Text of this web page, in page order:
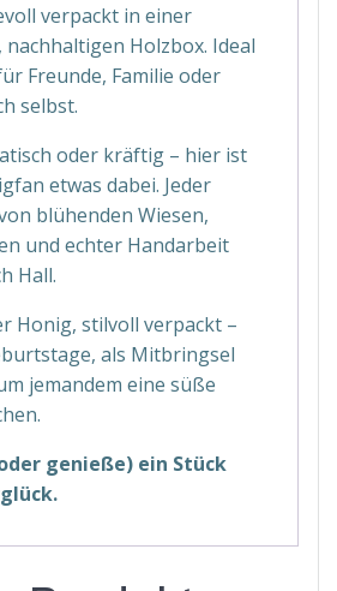
verpackt in einer
Holzbox. Ideal
Freunde, Familie oder
selbst.
oder kräftig – hier ist
etwas dabei. Jeder
blühenden Wiesen,
und echter Handarbeit
Hall.
Honig, stilvoll verpackt –
als Mitbringsel
jemandem eine süße
genieße) ein Stück